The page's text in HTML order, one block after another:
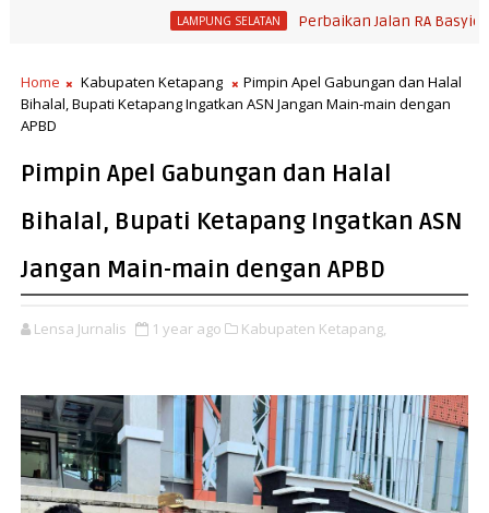
LAMPUNG SELATAN Perbaikan Jalan RA Basyid Segera
Home Kabupaten Ketapang
Pimpin Apel Gabungan dan Halal
Bihalal, Bupati Ketapang Ingatkan ASN Jangan Main-main dengan
APBD
Pimpin Apel Gabungan dan Halal
Bihalal, Bupati Ketapang Ingatkan ASN
Jangan Main-main dengan APBD
Lensa Jurnalis 1 year ago Kabupaten Ketapang,